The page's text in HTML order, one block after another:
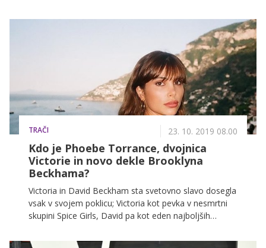
TRAČI 23. 10. 2019 08.00
Kdo je Phoebe Torrance, dvojnica
Victorie in novo dekle Brooklyna
Beckhama?
Victoria in David Beckham sta svetovno slavo dosegla
vsak v svojem poklicu; Victoria kot pevka v nesmrtni
skupini Spice Girls, David pa kot eden najboljših
svoji karieri že obesila na klin, pa znata svojo slavo še